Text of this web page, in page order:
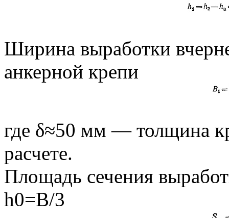
Ширина выработки
анкерной крепи
где δ≈50 мм — толщина
расчете.
Площадь сечения
h0=В/3